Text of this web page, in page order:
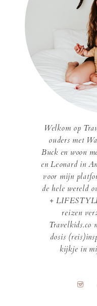
Welkom op
ouders met
Buck en woon
en Leonard in
voor mijn
de hele wereld
+
reizen
Travelkids.co
dosis
kijkje in